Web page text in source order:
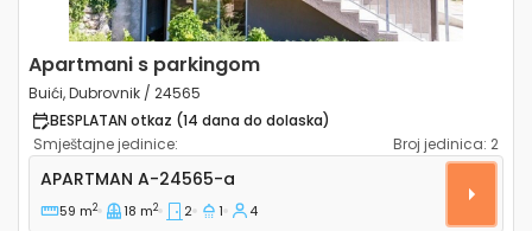
Apartmani s parkingom
Buići, Dubrovnik / 24565
BESPLATAN otkaz (14 dana do dolaska)
Smještajne jedinice:
Broj jedinica: 2
Dvosobni apartman Buići (Dubrovnik) A-24565-a
APARTMAN A-24565-a
59 m2 18 m2 2 1 4